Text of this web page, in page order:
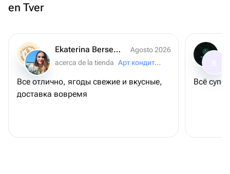
en Tver
Ekaterina Berseneva
Agosto 2026
acerca de la tienda
Арт кондитер
Все отлично, ягоды свежие и вкусные,
доставка вовремя
Всё